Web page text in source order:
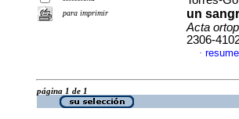
para imprimir
un
Acta
2306-
·
página 1 de 1